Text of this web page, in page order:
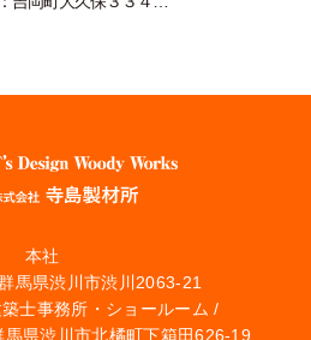
本社
県渋川市渋川2063-21
士事務所・ショールーム /
県渋川市北橘町下箱田626-19